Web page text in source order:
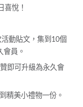
喜悅！
動貼文，集到10個
會員。
即可升級為永久會
精美小禮物一份。